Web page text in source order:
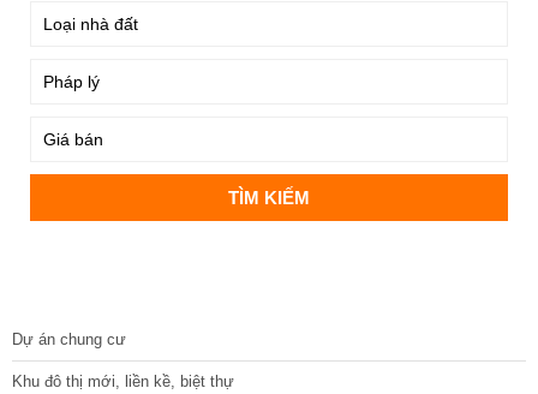
Dự án chung cư
Khu đô thị mới, liền kề, biệt thự